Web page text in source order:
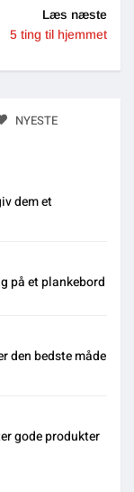
Læs næste
5 ting til hjemmet
NYESTE
dem et
på et plankebord
den bedste måde
gode produkter